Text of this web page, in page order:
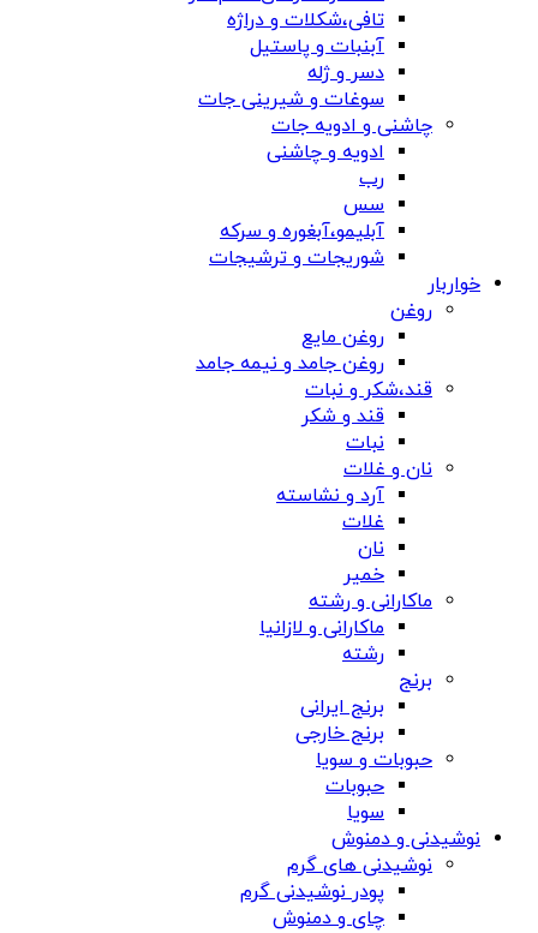
تافی،شکلات و دراژه
آبنبات و پاستیل
دسر و ژله
سوغات و شیرینی جات
چاشنی و ادویه جات
ادویه و چاشنی
رب
سس
آبلیمو،آبغوره و سرکه
شوریجات و ترشیجات
خواربار
روغن
روغن مایع
روغن جامد و نیمه جامد
قند،شکر و نبات
قند و شکر
نبات
نان و غلات
آرد و نشاسته
غلات
نان
خمیر
ماکارانی و رشته
ماکارانی و لازانیا
رشته
برنج
برنج ایرانی
برنج خارجی
حبوبات و سویا
حبوبات
سویا
نوشیدنی و دمنوش
نوشیدنی های گرم
پودر نوشیدنی گرم
چای و دمنوش